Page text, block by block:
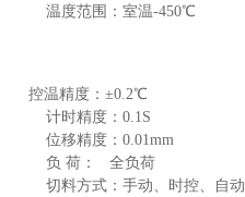
温度范围：室温-450℃
控温精度：±0.2℃
计时精度：0.1S
位移精度：0.01mm
负 荷： 全负荷
切料方式：手动、时控、自动